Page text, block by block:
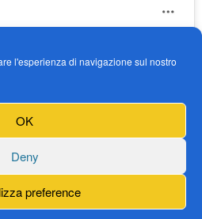
l'esperienza di navigazione sul nostro
OK
Deny
preference
Vendogokartit/
i cookie marketing e
questo contenuto